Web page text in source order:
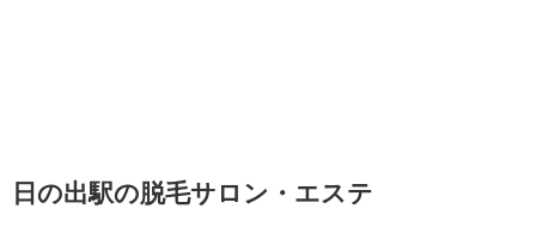
日の出駅の脱毛サロン・エステ